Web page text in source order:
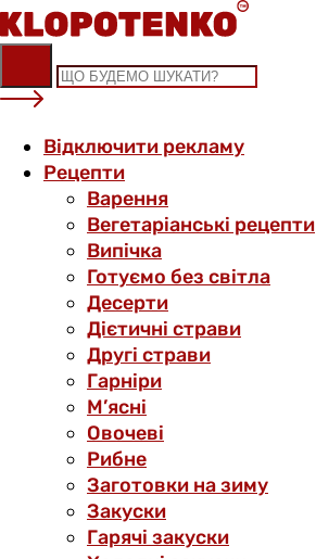
Skip
to
content
Відключити рекламу
Рецепти
Варення
Вегетаріанські рецепти
Випічка
Готуємо без світла
Десерти
Дієтичні страви
Другі страви
Гарніри
М’ясні
Овочеві
Рибне
Заготовки на зиму
Закуски
Гарячі закуски